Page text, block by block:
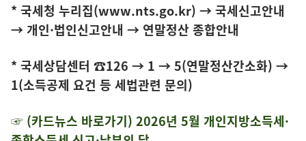
* 국세청 누리집(www.nts.go.kr) → 국세신고안내
→ 개인·법인신고안내 → 연말정산 종합안내
* 국세상담센터 ☎126 → 1 → 5(연말정산간소화) →
1(소득공제 요건 등 세법관련 문의)
☞ (카드뉴스 바로가기) 2026년 5월 개인지방소득세·